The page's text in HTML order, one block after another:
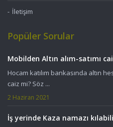
İletişim
Popüler Sorular
Mobilden Altın alım-satımı
Hocam katılım bankasında altın
caiz mi? Söz ...
2 Haziran 2021
İş yerinde Kaza namazı